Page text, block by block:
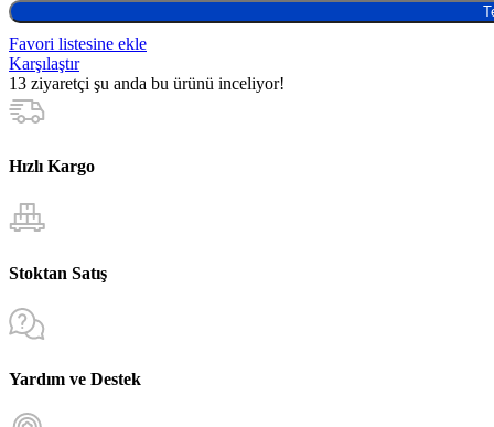
Favori listesine ekle
Karşılaştır
13 ziyaretçi şu anda bu ürünü inceliyor!
Hızlı Kargo
Stoktan Satış
Yardım ve Destek